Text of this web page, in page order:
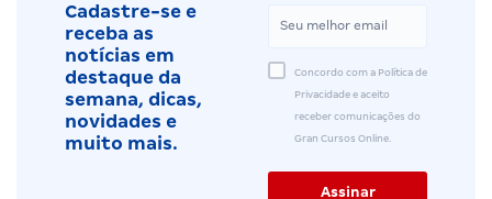
Cadastre-se e
receba as
notícias em
destaque da
semana, dicas,
novidades e
muito mais.
Concordo com a Política de
Privacidade e aceito
receber comunicações do
Gran Cursos Online.